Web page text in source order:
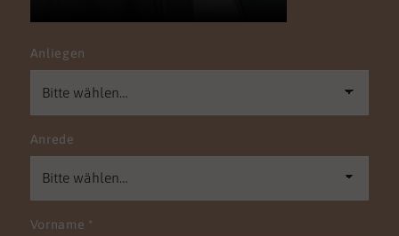
Anliegen
Anrede
Vorname *